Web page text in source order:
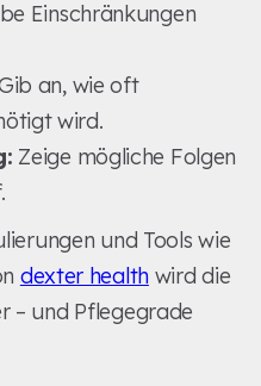
Einschränkungen
an, wie oft
wird.
Zeige mögliche Folgen
und Tools wie
dexter health wird die
– und Pflegegrade